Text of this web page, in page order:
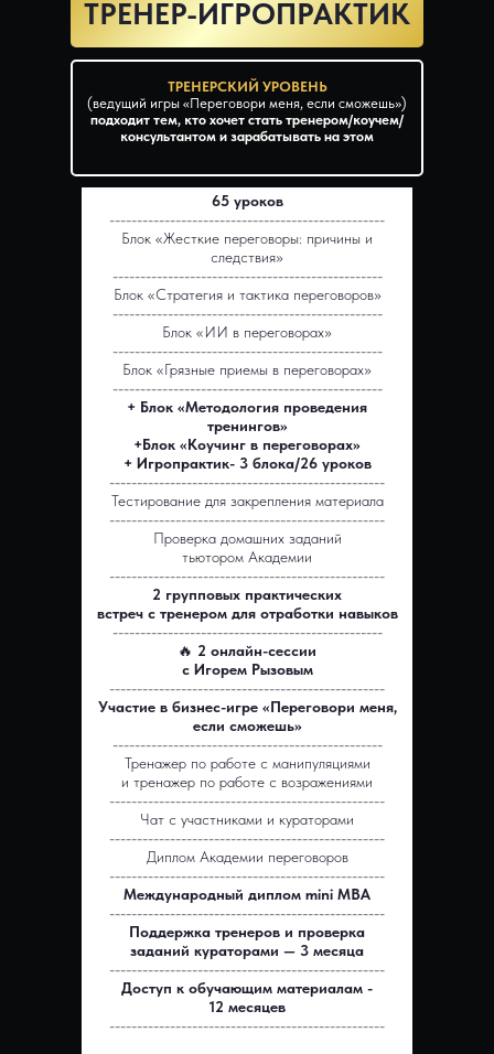
ТРЕНЕРСКИЙ УРОВЕНЬ
(ведущий игры «Переговори меня, если сможешь»)
подходит тем, кто хочет стать тренером/коучем/
консультантом и зарабатывать на этом
ТРЕНЕР-ИГРОПРАКТИК
65 уроков
--------------------------------------------------
Блок «Жесткие переговоры: причины и
следствия»
-------------------------------------------------
Блок «Стратегия и тактика переговоров»
-------------------------------------------------
Блок «ИИ в переговорах»
-------------------------------------------------
Блок «Грязные приемы в переговорах»
-------------------------------------------------
+ Блок «Методология проведения
тренингов»
+Блок «Коучинг в переговорах»
+ Игропрактик- 3 блока/26 уроков
--------------------------------------------------
Тестирование для закрепления материала
--------------------------------------------------
Проверка домашних заданий
тьютором Академии
--------------------------------------------------
2 групповых практических
встреч с тренером для отработки навыков
-------------------------------------------------
🔥 2 онлайн-сессии
с Игорем Рызовым
--------------------------------------------------
Участие в бизнес-игре «Переговори меня,
если сможешь»
-------------------------------------------------
Тренажер по работе с манипуляциями
и тренажер по работе с возражениями
--------------------------------------------------
Чат с участниками и кураторами
--------------------------------------------------
Диплом Академии переговоров
--------------------------------------------------
Международный диплом mini MBA
--------------------------------------------------
Поддержка тренеров и проверка
заданий кураторами — 3 месяца
--------------------------------------------------
Доступ к обучающим материалам -
12 месяцев
--------------------------------------------------